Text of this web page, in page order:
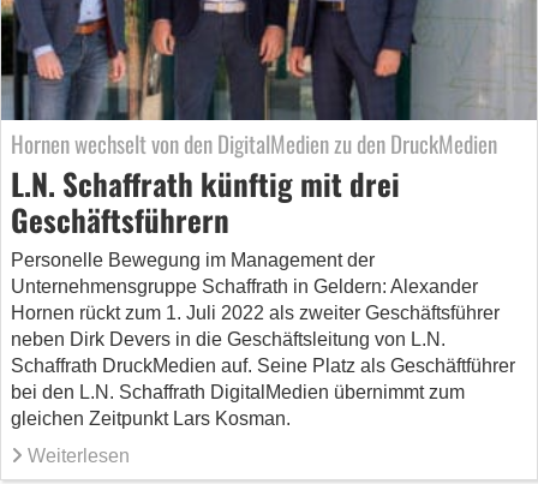
Hornen wechselt von den DigitalMedien zu den DruckMedien
L.N. Schaffrath künftig mit drei
Geschäftsführern
Personelle Bewegung im Management der
Unternehmensgruppe Schaffrath in Geldern: Alexander
Hornen rückt zum 1. Juli 2022 als zweiter Geschäftsführer
neben Dirk Devers in die Geschäftsleitung von L.N.
Schaffrath DruckMedien auf. Seine Platz als Geschäftführer
bei den L.N. Schaffrath DigitalMedien übernimmt zum
gleichen Zeitpunkt Lars Kosman.
Weiterlesen